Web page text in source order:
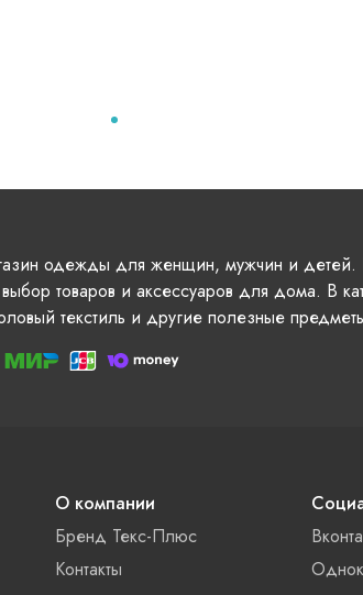
одежды для женщин, мужчин и детей.
товаров и аксессуаров для дома. В
текстиль и другие полезные
О компании
Бренд Текс-Плюс
Контакты